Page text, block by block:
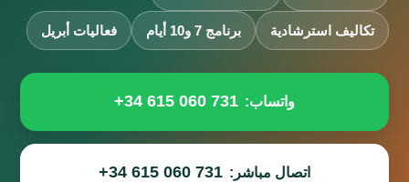
تكاليف استرشادية برنامج 7 و10 أيام فعاليات أبريل
واتساب: +34 615 060 731
اتصال مباشر: +34 615 060 731